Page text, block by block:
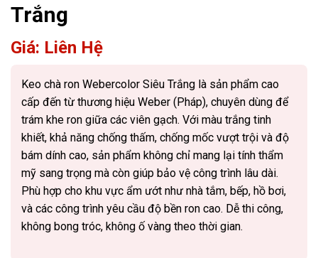
Trắng
Giá: Liên Hệ
Keo chà ron Webercolor Siêu Trắng là sản phẩm cao
cấp đến từ thương hiệu Weber (Pháp), chuyên dùng để
trám khe ron giữa các viên gạch. Với màu trắng tinh
khiết, khả năng chống thấm, chống mốc vượt trội và độ
bám dính cao, sản phẩm không chỉ mang lại tính thẩm
mỹ sang trọng mà còn giúp bảo vệ công trình lâu dài.
Phù hợp cho khu vực ẩm ướt như nhà tắm, bếp, hồ bơi,
và các công trình yêu cầu độ bền ron cao. Dễ thi công,
không bong tróc, không ố vàng theo thời gian.